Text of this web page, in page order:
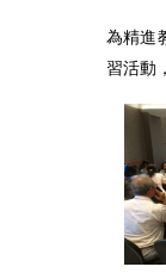
為精進
習活動